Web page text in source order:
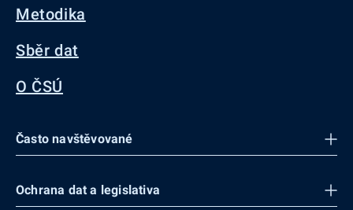
Metodika
Sběr dat
O ČSÚ
Často navštěvované
Ochrana dat a legislativa